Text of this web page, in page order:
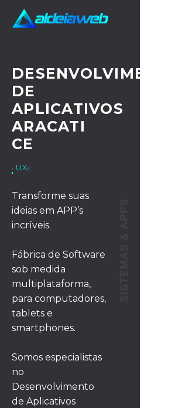
DESENVOLVIMENTO
DE
APLICATIVOS
ARACATI
CE
· UX/UI DESIGN
Transforme suas
ideias em APP’s
incríveis.
Fábrica de Software
sob medida
multiplataforma,
para computadores,
tablets e
smartphones.
Somos especialistas
no
Desenvolvimento
de Aplicativos